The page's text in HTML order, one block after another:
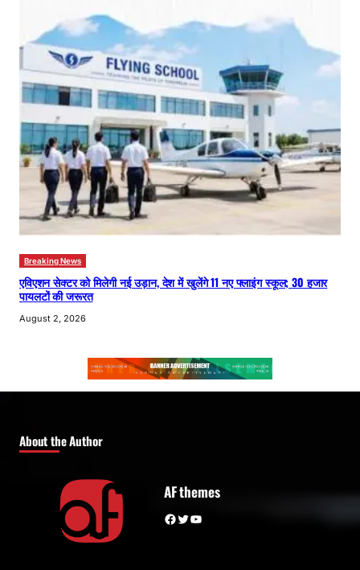
Breaking News
एविएशन सेक्टर को मिलेगी नई उड़ान, देश में खुलेंगे 11 नए फ्लाइंग स्कूल; 30 हजार
पायलटों की जरूरत
August 2, 2026
About the Author
AF themes
Facebook Twitter YouTube